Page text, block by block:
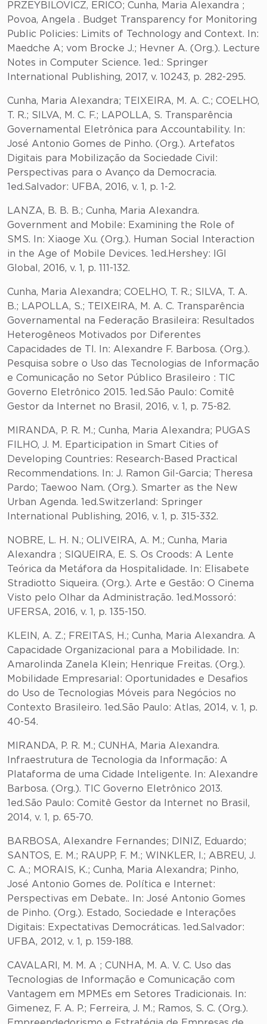
PRZEYBILOVICZ, ERICO; Cunha, Maria Alexandra ;
Povoa, Angela . Budget Transparency for Monitoring
Public Policies: Limits of Technology and Context. In:
Maedche A; vom Brocke J.; Hevner A. (Org.). Lecture
Notes in Computer Science. 1ed.: Springer
International Publishing, 2017, v. 10243, p. 282-295.
Cunha, Maria Alexandra; TEIXEIRA, M. A. C.; COELHO,
T. R.; SILVA, M. C. F.; LAPOLLA, S. Transparência
Governamental Eletrônica para Accountability. In:
José Antonio Gomes de Pinho. (Org.). Artefatos
Digitais para Mobilização da Sociedade Civil:
Perspectivas para o Avanço da Democracia.
1ed.Salvador: UFBA, 2016, v. 1, p. 1-2.
LANZA, B. B. B.; Cunha, Maria Alexandra.
Government and Mobile: Examining the Role of
SMS. In: Xiaoge Xu. (Org.). Human Social Interaction
in the Age of Mobile Devices. 1ed.Hershey: IGI
Global, 2016, v. 1, p. 111-132.
Cunha, Maria Alexandra; COELHO, T. R.; SILVA, T. A.
B.; LAPOLLA, S.; TEIXEIRA, M. A. C. Transparência
Governamental na Federação Brasileira: Resultados
Heterogêneos Motivados por Diferentes
Capacidades de TI. In: Alexandre F. Barbosa. (Org.).
Pesquisa sobre o Uso das Tecnologias de Informação
e Comunicação no Setor Público Brasileiro : TIC
Governo Eletrônico 2015. 1ed.São Paulo: Comitê
Gestor da Internet no Brasil, 2016, v. 1, p. 75-82.
MIRANDA, P. R. M.; Cunha, Maria Alexandra; PUGAS
FILHO, J. M. Eparticipation in Smart Cities of
Developing Countries: Research-Based Practical
Recommendations. In: J. Ramon Gil-Garcia; Theresa
Pardo; Taewoo Nam. (Org.). Smarter as the New
Urban Agenda. 1ed.Switzerland: Springer
International Publishing, 2016, v. 1, p. 315-332.
NOBRE, L. H. N.; OLIVEIRA, A. M.; Cunha, Maria
Alexandra ; SIQUEIRA, E. S. Os Croods: A Lente
Teórica da Metáfora da Hospitalidade. In: Elisabete
Stradiotto Siqueira. (Org.). Arte e Gestão: O Cinema
Visto pelo Olhar da Administração. 1ed.Mossoró:
UFERSA, 2016, v. 1, p. 135-150.
KLEIN, A. Z.; FREITAS, H.; Cunha, Maria Alexandra. A
Capacidade Organizacional para a Mobilidade. In:
Amarolinda Zanela Klein; Henrique Freitas. (Org.).
Mobilidade Empresarial: Oportunidades e Desafios
do Uso de Tecnologias Móveis para Negócios no
Contexto Brasileiro. 1ed.São Paulo: Atlas, 2014, v. 1, p.
40-54.
MIRANDA, P. R. M.; CUNHA, Maria Alexandra.
Infraestrutura de Tecnologia da Informação: A
Plataforma de uma Cidade Inteligente. In: Alexandre
Barbosa. (Org.). TIC Governo Eletrônico 2013.
1ed.São Paulo: Comitê Gestor da Internet no Brasil,
2014, v. 1, p. 65-70.
BARBOSA, Alexandre Fernandes; DINIZ, Eduardo;
SANTOS, E. M.; RAUPP, F. M.; WINKLER, I.; ABREU, J.
C. A.; MORAIS, K.; Cunha, Maria Alexandra; Pinho,
José Antonio Gomes de. Política e Internet:
Perspectivas em Debate.. In: José Antonio Gomes
de Pinho. (Org.). Estado, Sociedade e Interações
Digitais: Expectativas Democráticas. 1ed.Salvador:
UFBA, 2012, v. 1, p. 159-188.
CAVALARI, M. M. A ; CUNHA, M. A. V. C. Uso das
Tecnologias de Informação e Comunicação com
Vantagem em MPMEs em Setores Tradicionais. In:
Gimenez, F. A. P.; Ferreira, J. M.; Ramos, S. C. (Org.).